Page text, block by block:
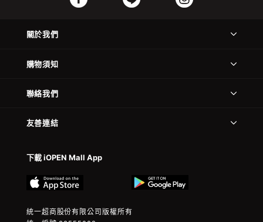
關於我們
購物須知
聯絡我們
友善連結
下載 iOPEN Mall App
統一超商股份有限公司版權所有